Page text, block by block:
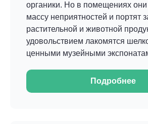
органики. Но в помещениях
массу неприятностей и портят
растительной и животной
удовольствием лакомятся
ценными музейными
Подробнее